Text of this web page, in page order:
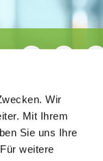
Wir
Mit Ihrem
Sie uns Ihre
weitere